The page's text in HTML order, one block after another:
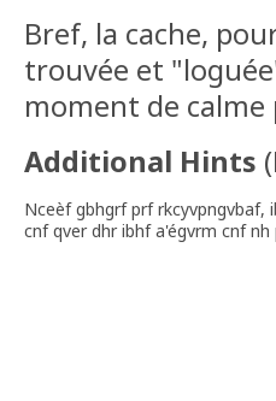
Bref, la cache,
trouvée et
moment de
Additional Hints (
Nceèf gbhgrf prf rkcyvpngvbaf,
cnf qver dhr ibhf a'égvrm cnf nh